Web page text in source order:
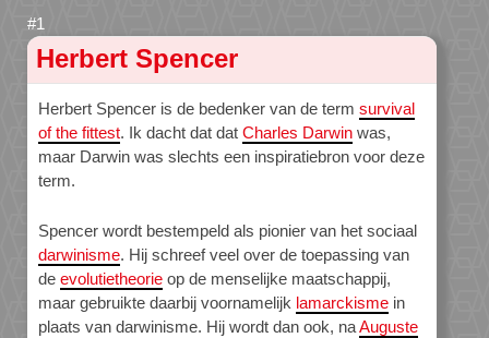
Herbert Spencer
Herbert Spencer is de bedenker van de term survival
of the fittest. Ik dacht dat dat Charles Darwin was,
maar Darwin was slechts een inspiratiebron voor deze
term.
Spencer wordt bestempeld als pionier van het sociaal
darwinisme. Hij schreef veel over de toepassing van
de evolutietheorie op de menselijke maatschappij,
maar gebruikte daarbij voornamelijk lamarckisme in
plaats van darwinisme. Hij wordt dan ook, naAuguste